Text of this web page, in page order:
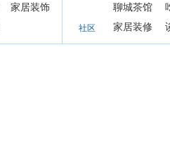
家居装饰
社区
聊城茶馆
家居装修